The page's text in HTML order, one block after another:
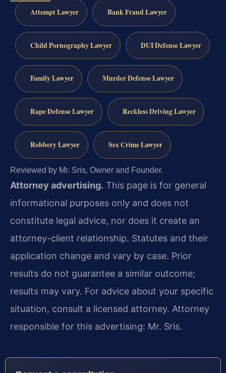
Attempt Lawyer Bank Fraud Lawyer
Child Pornography Lawyer DUI Defense Lawyer
Family Lawyer Murder Defense Lawyer
Rape Defense Lawyer Reckless Driving Lawyer
Robbery Lawyer Sex Crime Lawyer
Reviewed by Mr. Sris, Owner and Founder.
Attorney advertising. This page is for general
informational purposes only and does not
constitute legal advice, nor does it create an
attorney-client relationship. Statutes and their
application change and vary by case. Prior
results do not guarantee a similar outcome;
results may vary. For advice about your specific
situation, consult a licensed attorney. Attorney
responsible for this advertising: Mr. Sris.